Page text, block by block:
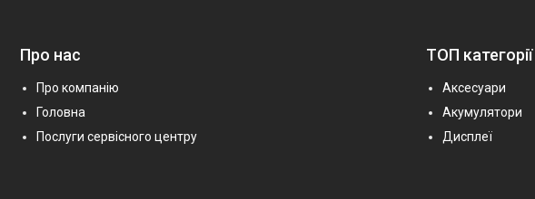
Про нас
Про компанію
Головна
Послуги сервісного центру
ТОП категорії
Аксесуари
Акумулятори
Дисплеї